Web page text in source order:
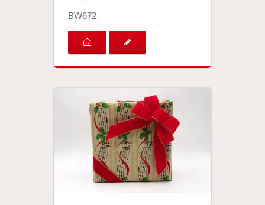
BW672